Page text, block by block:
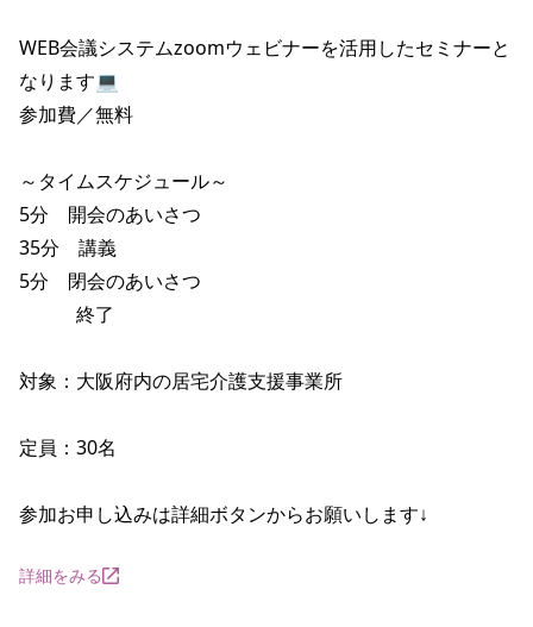
WEB会議システムzoomウェビナーを活用したセミナーと
なります💻
参加費／無料
～タイムスケジュール～
5分　開会のあいさつ
35分　講義
5分　閉会のあいさつ
終了
対象：大阪府内の居宅介護支援事業所
定員：30名
参加お申し込みは詳細ボタンからお願いします↓
詳細をみる